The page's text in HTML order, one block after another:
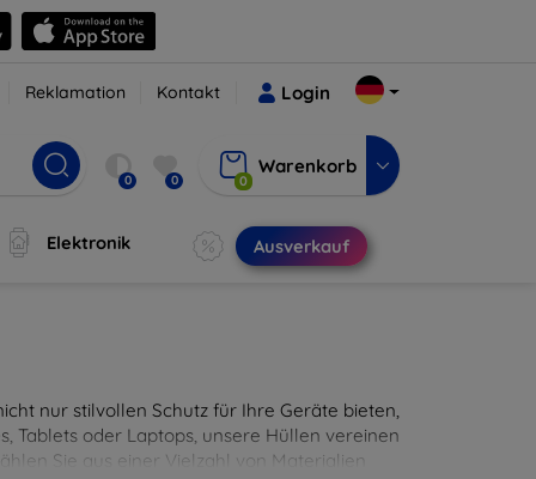
Reklamation Kontakt Login
0 0 0
Warenkorb
Elektronik Ausverkauf
nur stilvollen Schutz für Ihre Geräte bieten,
Tablets oder Laptops, unsere Hüllen vereinen
Sie aus einer Vielzahl von Materialien